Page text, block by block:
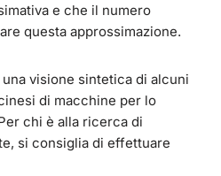
e che il numero
questa approssimazione.
visione sintetica di alcuni
di macchine per lo
chi è alla ricerca di
si consiglia di effettuare